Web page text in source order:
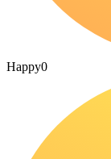
Happy0